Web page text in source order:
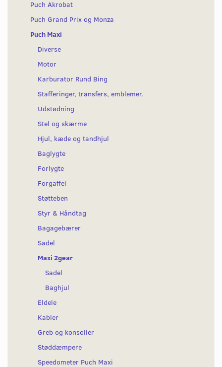
Puch Akrobat
Puch Grand Prix og Monza
Puch Maxi
Diverse
Motor
Karburator Rund Bing
Stafferinger, transfers, emblemer.
Udstødning
Stel og skærme
Hjul, kæde og tandhjul
Baglygte
Forlygte
Forgaffel
Støtteben
Styr & Håndtag
Bagagebærer
Sadel
Maxi 2gear
Sadel
Baghjul
Eldele
Kabler
Greb og konsoller
Støddæmpere
Speedometer Puch Maxi